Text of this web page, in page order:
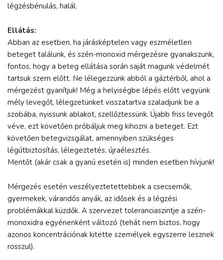
légzésbénulás, halál.
Ellátás:
Abban az esetben, ha járásképtelen vagy eszméletlen
beteget találunk, és szén-monoxid mérgezésre gyanakszunk,
fontos, hogy a beteg ellátása során saját magunk védelmét
tartsuk szem előtt. Ne lélegezzünk abból a gáztérből, ahol a
mérgezést gyanítjuk! Még a helyiségbe lépés előtt vegyünk
mély levegőt, lélegzetünket visszatartva szaladjunk be a
szobába, nyissunk ablakot, szellőztessünk. Újabb friss levegőt
véve, ezt követően próbáljuk meg kihozni a beteget. Ezt
követően betegvizsgálat, amennyiben szükséges
légútbiztosítás, lélegeztetés, újraélesztés.
Mentőt (akár csak a gyanú esetén is) minden esetben hívjunk!
Mérgezés esetén veszélyeztetettebbek a csecsemők,
gyermekek, várandós anyák, az idősek és a légzési
problémákkal küzdők. A szervezet toleranciaszintje a szén-
monoxidra egyénenként változó (tehát nem biztos, hogy
azonos koncentrációnak kitette személyek egyszerre lesznek
rosszul).